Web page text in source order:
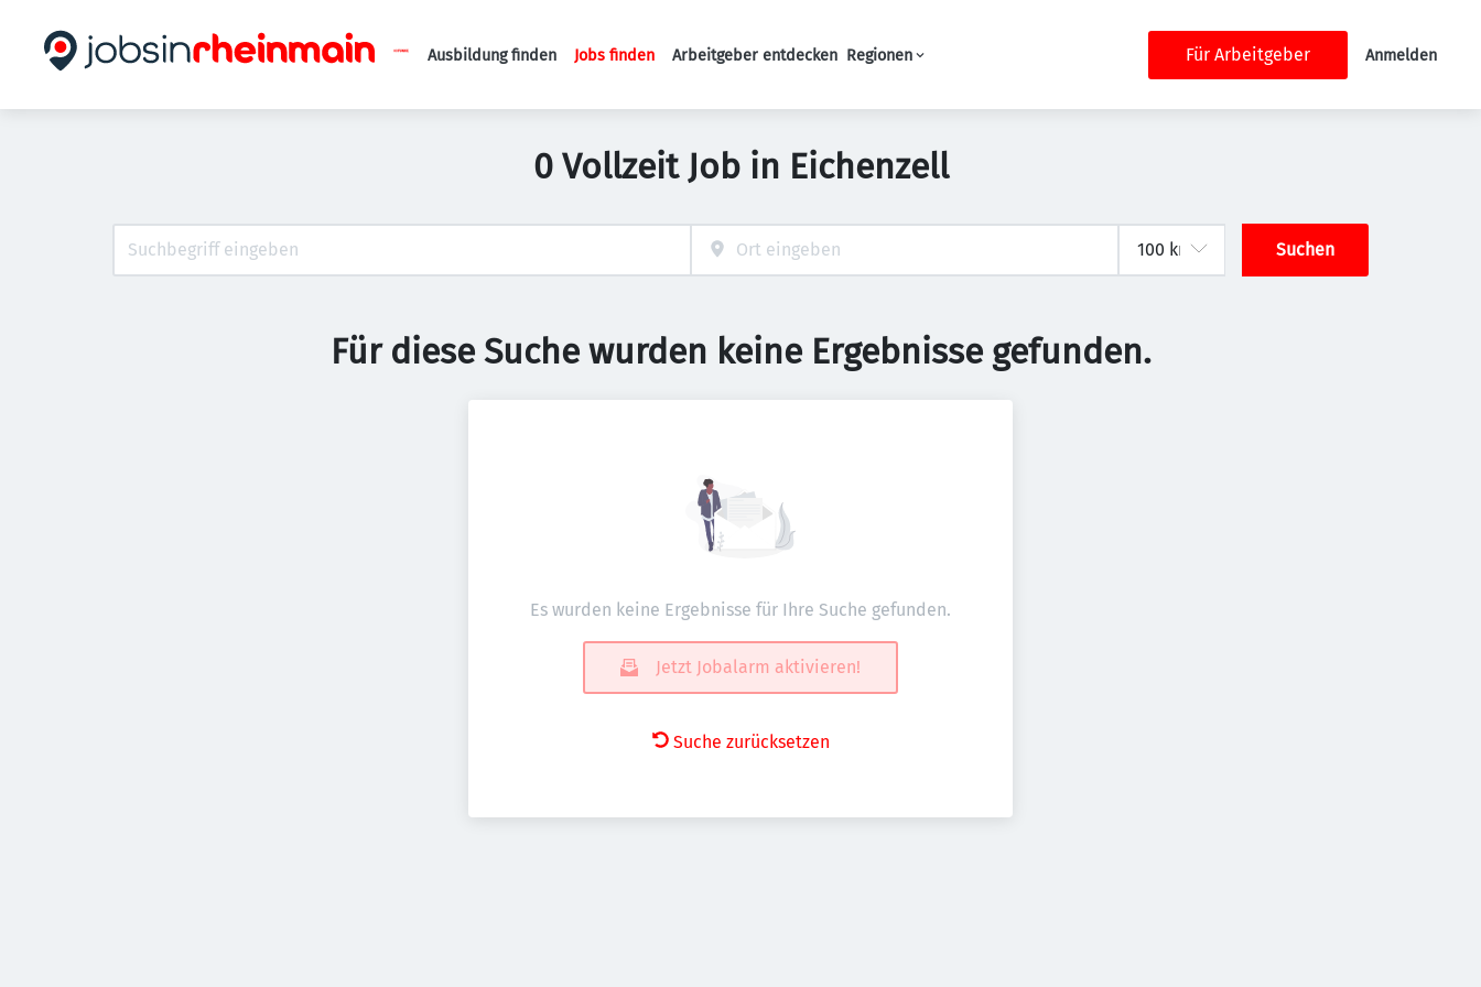
Haupt-Navigation
Ausbildung finden Jobs finden Arbeitgeber entdecken Regionen Für Arbeitgeber Anmelden
0 Vollzeit Job in Eichenzell
Suchen
Für diese Suche wurden keine Ergebnisse gefunden.
Es wurden keine Ergebnisse für Ihre Suche gefunden.
Jetzt Jobalarm aktivieren!
Suche zurücksetzen